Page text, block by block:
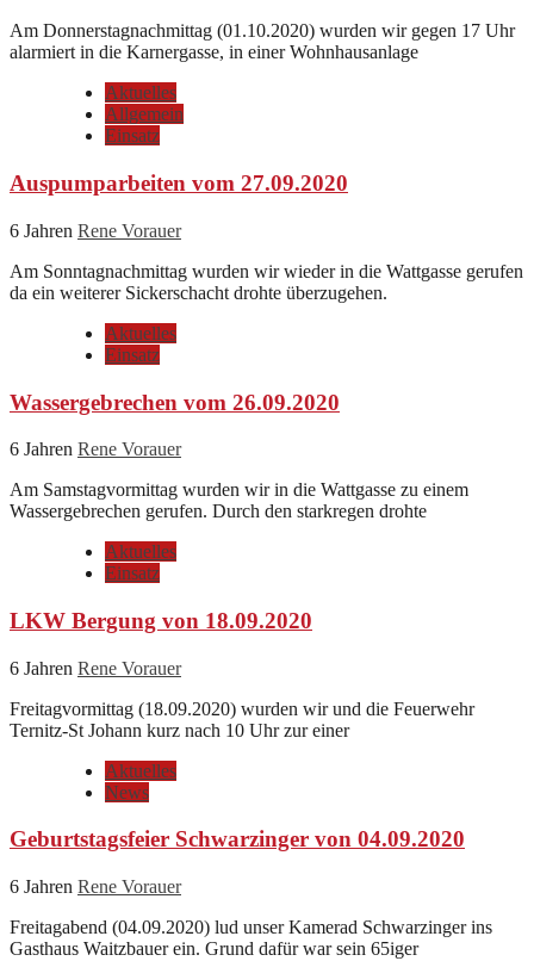
Am Donnerstagnachmittag (01.10.2020) wurden wir gegen 17 Uhr
alarmiert in die Karnergasse, in einer Wohnhausanlage
Aktuelles
Allgemein
Einsatz
Auspumparbeiten vom 27.09.2020
6 Jahren Rene Vorauer
Am Sonntagnachmittag wurden wir wieder in die Wattgasse gerufen
da ein weiterer Sickerschacht drohte überzugehen.
Aktuelles
Einsatz
Wassergebrechen vom 26.09.2020
6 Jahren Rene Vorauer
Am Samstagvormittag wurden wir in die Wattgasse zu einem
Wassergebrechen gerufen. Durch den starkregen drohte
Aktuelles
Einsatz
LKW Bergung von 18.09.2020
6 Jahren Rene Vorauer
Freitagvormittag (18.09.2020) wurden wir und die Feuerwehr
Ternitz-St Johann kurz nach 10 Uhr zur einer
Aktuelles
News
Geburtstagsfeier Schwarzinger von 04.09.2020
6 Jahren Rene Vorauer
Freitagabend (04.09.2020) lud unser Kamerad Schwarzinger ins
Gasthaus Waitzbauer ein. Grund dafür war sein 65iger